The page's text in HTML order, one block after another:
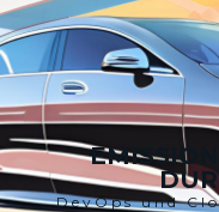
DevOps und